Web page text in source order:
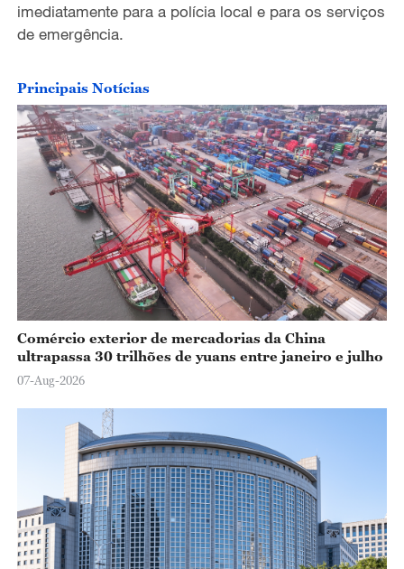
imediatamente para a polícia local e para os serviços
de emergência.
Principais Notícias
Comércio exterior de mercadorias da China
ultrapassa 30 trilhões de yuans entre janeiro e julho
07-Aug-2026